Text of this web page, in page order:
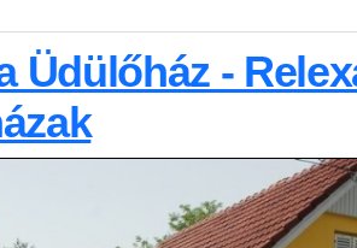
Üdülőház -